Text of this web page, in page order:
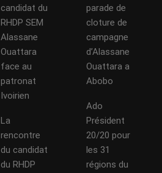
candidat du
RHDP SEM
Alassane
Ouattara
face au
patronat
Ivoirien
La
rencontre
du candidat
du RHDP
parade de
cloture de
campagne
d’Alassane
Ouattara a
Abobo
Ado
Président
20/20 pour
les 31
régions du